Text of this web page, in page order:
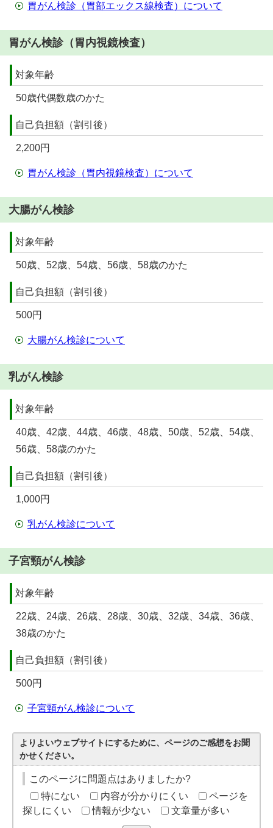
胃がん検診（胃部エックス線検査）について
胃がん検診（胃内視鏡検査）
対象年齢
50歳代偶数歳のかた
自己負担額（割引後）
2,200円
胃がん検診（胃内視鏡検査）について
大腸がん検診
対象年齢
50歳、52歳、54歳、56歳、58歳のかた
自己負担額（割引後）
500円
大腸がん検診について
乳がん検診
対象年齢
40歳、42歳、44歳、46歳、48歳、50歳、52歳、54歳、
56歳、58歳のかた
自己負担額（割引後）
1,000円
乳がん検診について
子宮頸がん検診
対象年齢
22歳、24歳、26歳、28歳、30歳、32歳、34歳、36歳、
38歳のかた
自己負担額（割引後）
500円
子宮頸がん検診について
よりよいウェブサイトにするために、ページのご感想をお聞
かせください。
このページに問題点はありましたか?
特にない
内容が分かりにくい
ページを
探しにくい
情報が少ない 文章量が多い